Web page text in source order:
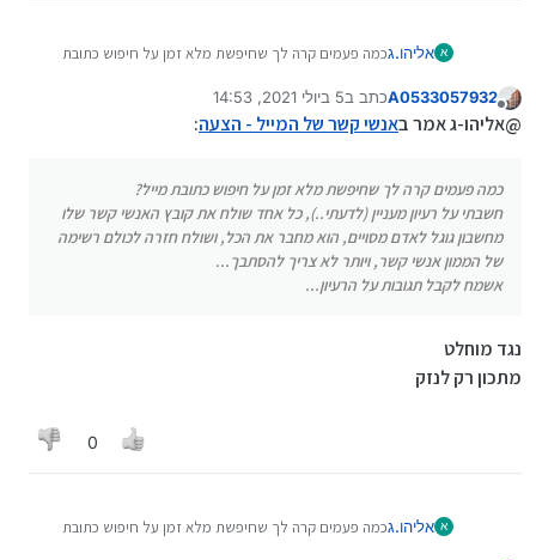
א אליהו.גכמה פעמים קרה לך שחיפשת מלא זמן על חיפוש כתובת
חשבתי על רעיון מעניין (לדעתי..), כל אחד שולח את קובץ
האנשי קשר שלו מחשבון גוגל לאדם מסויים, הוא מחבר את
אשמח לקבל תגובות על הרעיון...
מנותק
A0533057932כתב ב5 ביולי 2021, 14:53
נערך לאחרונה על ידי
@אליהו-ג אמר באנשי קשר של המייל - הצעה:
כמה פעמים קרה לך שחיפשת מלא זמן על חיפוש כתובת מייל?
חשבתי על רעיון מעניין (לדעתי..), כל אחד שולח את קובץ האנשי קשר שלו
מחשבון גוגל לאדם מסויים, הוא מחבר את הכל, ושולח חזרה לכולם רשימה
של הממון אנשי קשר, ויותר לא צריך להסתבך...
אשמח לקבל תגובות על הרעיון...
נגד מוחלט
מתכון רק לנזק
0
א אליהו.גכמה פעמים קרה לך שחיפשת מלא זמן על חיפוש כתובת